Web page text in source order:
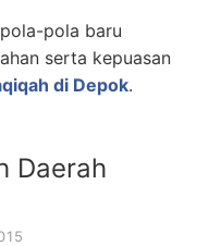
pola baru
serta kepuasan
di Depok.
Daerah